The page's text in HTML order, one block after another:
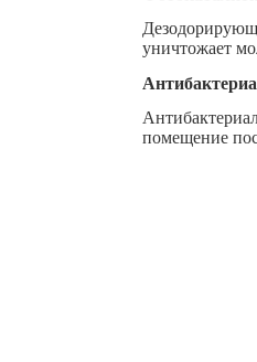
уничтожает
помещение